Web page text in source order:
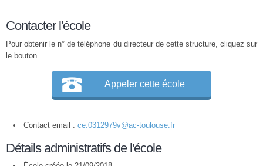
Contacter l'école
Pour obtenir le n° de téléphone du directeur de cette structure, cliquez sur
le bouton.
Appeler cette école
Contact email : ce.0312979v@ac-toulouse.fr
Détails administratifs de l'école